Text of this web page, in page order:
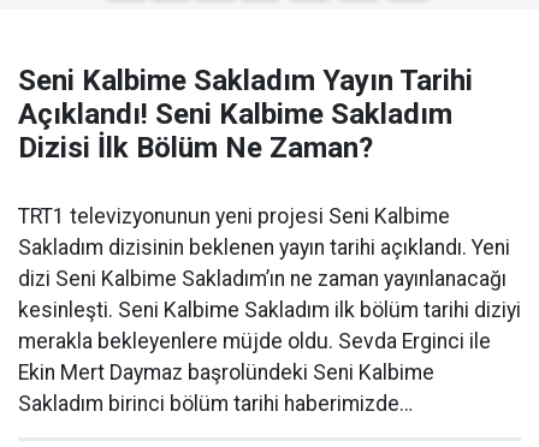
Seni Kalbime Sakladım Yayın Tarihi
Açıklandı! Seni Kalbime Sakladım
Dizisi İlk Bölüm Ne Zaman?
TRT1 televizyonunun yeni projesi Seni Kalbime
Sakladım dizisinin beklenen yayın tarihi açıklandı. Yeni
dizi Seni Kalbime Sakladım’ın ne zaman yayınlanacağı
kesinleşti. Seni Kalbime Sakladım ilk bölüm tarihi diziyi
merakla bekleyenlere müjde oldu. Sevda Erginci ile
Ekin Mert Daymaz başrolündeki Seni Kalbime
Sakladım birinci bölüm tarihi haberimizde…